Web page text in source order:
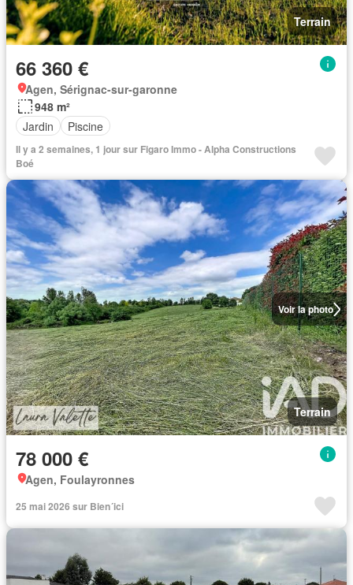
Terrain
66 360 €
Agen, Sérignac-sur-garonne
948 m²
Jardin
Piscine
Il y a 2 semaines, 1 jour sur Figaro Immo - Alpha Constructions
Boé
Voir la photo
Terrain
78 000 €
Agen, Foulayronnes
25 mai 2026 sur Bien´ici